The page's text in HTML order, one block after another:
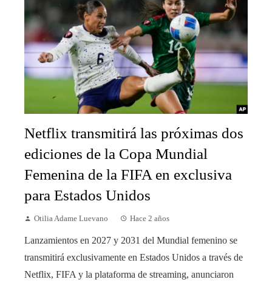
Netflix transmitirá las próximas dos
ediciones de la Copa Mundial
Femenina de la FIFA en exclusiva
para Estados Unidos
Otilia Adame Luevano Hace 2 años
Lanzamientos en 2027 y 2031 del Mundial femenino se
transmitirá exclusivamente en Estados Unidos a través de
Netflix, FIFA y la plataforma de streaming, anunciaron